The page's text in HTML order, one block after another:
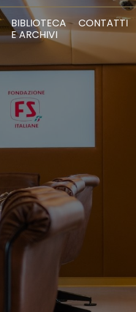
BIBLIOTECA
E ARCHIVI
CONTATTI